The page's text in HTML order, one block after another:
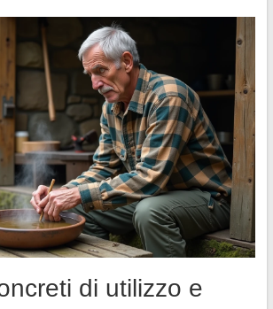
di utilizzo e